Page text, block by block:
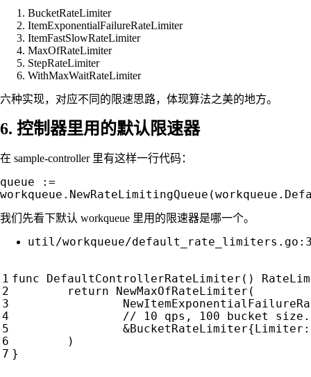
BucketRateLimiter
ItemExponentialFailureRateLimiter
ItemFastSlowRateLimiter
MaxOfRateLimiter
StepRateLimiter
WithMaxWaitRateLimiter
六种实现，对应不同的限速思路，体现算法之美的地方。
6. 控制器里用的默认限速器
在 sample-controller 里有这样一行代码：
queue :=
我们先看下默认 workqueue 里用的限速器是哪一个。
util/workqueue/
func DefaultControllerRateLimiter ()
return
NewMaxOfRateLimiter (
&BucketRateLimiter{Limiter :
)
}